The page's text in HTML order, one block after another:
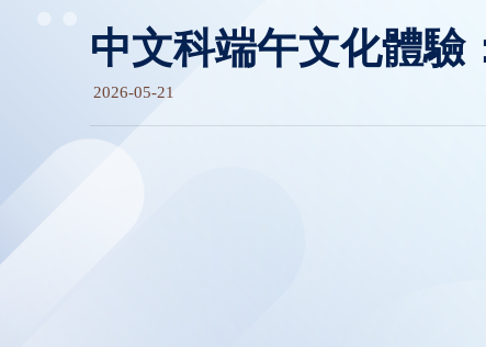
中文科端午文化體驗
2026-05-21